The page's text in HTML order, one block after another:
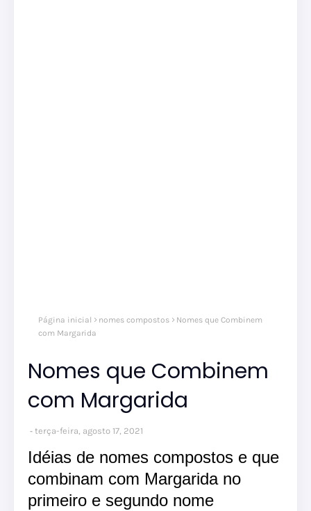
Página inicial nomes compostos
Nomes que Combinem
com Margarida
Nomes que Combinem
com Margarida
terça-feira, agosto 17, 2021
Idéias de nomes compostos e que
combinam com Margarida no
primeiro e segundo nome